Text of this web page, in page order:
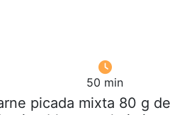
50 min
picada mixta 80 g